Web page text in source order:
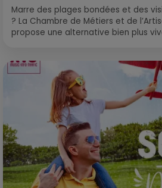
Marre des plages bondées et des
? La Chambre de Métiers et de
propose une alternative bien plus